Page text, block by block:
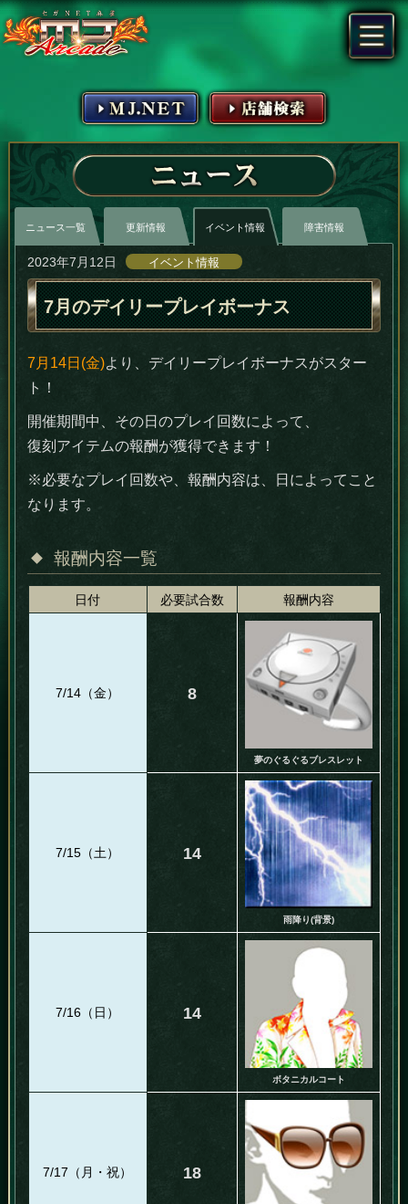
MJ.NET
ニュース
ニュース一覧 更新情報 イベント情報 障害情報
2023年7月12日 イベント情報
7月のデイリープレイボーナス
7月14日(金)より、デイリープレイボーナスがスター
ト！
開催期間中、その日のプレイ回数によって、
復刻アイテムの報酬が獲得できます！
※必要なプレイ回数や、報酬内容は、日によってこと
なります。
報酬内容一覧
日付 必要試合数 報酬内容
7/14（金） 8
夢のぐるぐるブレスレット
7/15（土） 14
雨降り(背景)
7/16（日） 14
ボタニカルコート
7/17（月・祝） 18